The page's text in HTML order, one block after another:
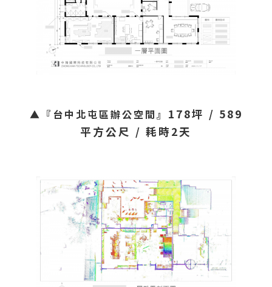
▲『台中北屯區辦公空間』 178坪 / 589
平方公尺 / 耗時2天